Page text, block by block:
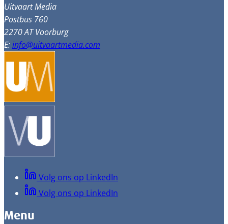
Uitvaart Media
Postbus 760
2270 AT Voorburg
E:info@uitvaartmedia.com
Volg ons op LinkedIn
Volg ons op LinkedIn
Menu